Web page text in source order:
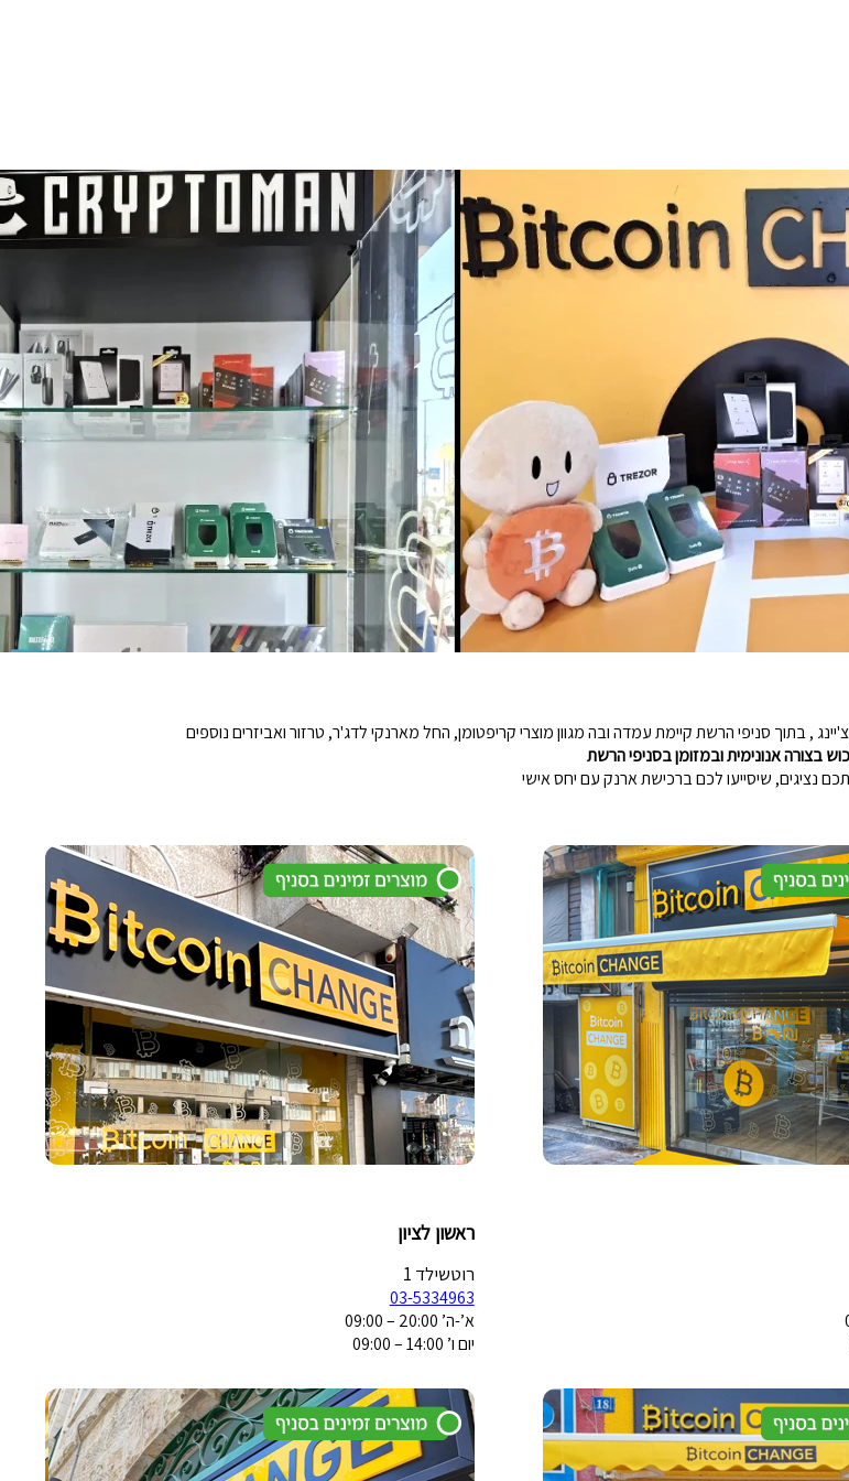
, בתוך סניפי הרשת קיימת עמדה ובה מגוון מוצרי קריפטומן, החל מארנקי לדג'ר, טרזור ואביזרים נוספים
בצורה אנונימית ובמזומן בסניפי הרשת
נציגים, שיסייעו לכם ברכישת ארנק עם יחס אישי
ראשון לציון
רוטשילד 1
03-5334963
א’-ה’ 20:00 – 09:00
יום ו’ 14:00 – 09:00